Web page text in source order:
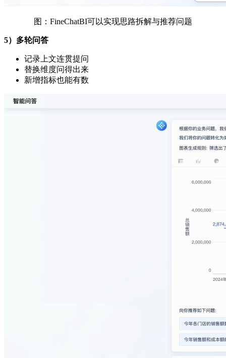
图：FineChatBI可以实现思路拆解与推荐问题
5）多轮问答
记录上文连贯提问
替换维度问得出来
新增指标也能有数